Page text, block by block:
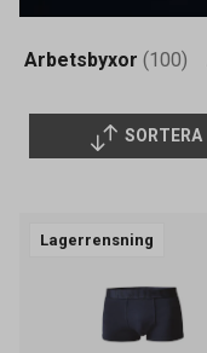
Arbetsbyxor (100)
SORTERA
Lagerrensning